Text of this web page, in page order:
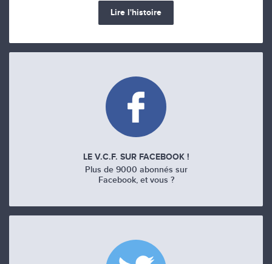
Lire l'histoire
LE V.C.F. SUR FACEBOOK !
Plus de 9000 abonnés sur
Facebook, et vous ?